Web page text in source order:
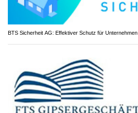
BTS Sicherheit AG: Effektiver Schutz für